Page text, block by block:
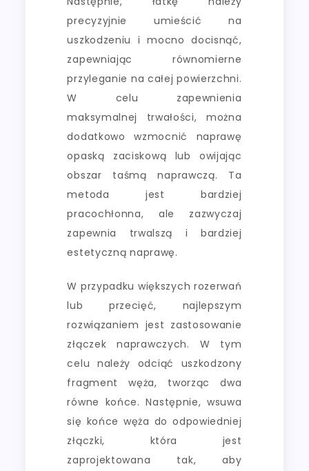
precyzyjnie umieścić na
uszkodzeniu i mocno docisnąć,
zapewniając równomierne
przyleganie na całej powierzchni.
W celu zapewnienia
maksymalnej trwałości, można
dodatkowo wzmocnić naprawę
opaską zaciskową lub owijając
obszar taśmą naprawczą. Ta
metoda jest bardziej
pracochłonna, ale zazwyczaj
zapewnia trwalszą i bardziej
estetyczną naprawę.
W przypadku większych rozerwań
lub przecięć, najlepszym
rozwiązaniem jest zastosowanie
złączek naprawczych. W tym
celu należy odciąć uszkodzony
fragment węża, tworząc dwa
równe końce. Następnie, wsuwa
się końce węża do odpowiedniej
złączki, która jest
zaprojektowana tak, aby